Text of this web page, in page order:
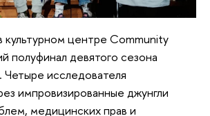
культурном центре Community
полуфинал девятого сезона
Четыре исследователя
импровизированные джунгли
медицинских прав и